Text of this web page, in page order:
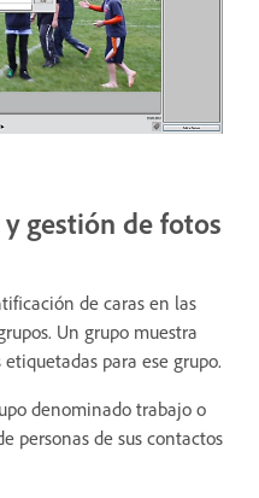
gestión de fotos
de caras en las
Un grupo muestra
para ese grupo.
denominado trabajo o
personas de sus contactos